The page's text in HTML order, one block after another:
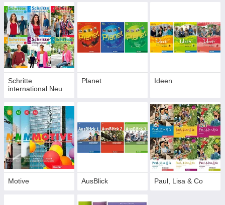
Schritte
international Neu
Planet Ideen
Motive AusBlick Paul, Lisa & Co